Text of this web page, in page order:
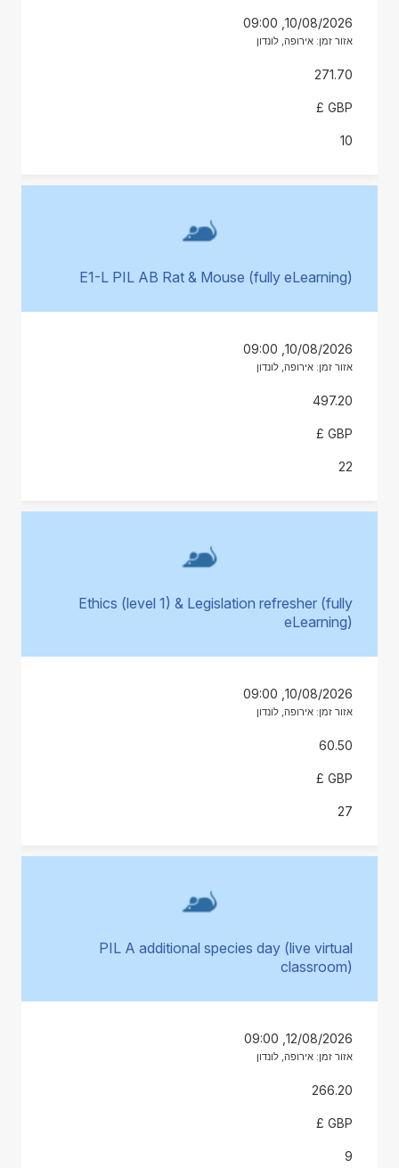
10/08/2026, 09:00
אזור זמן: אירופה, לונדון
271.70
GBP £
E1-L PIL AB Rat & Mouse (fully eLearning)
10/08/2026, 09:00
אזור זמן: אירופה, לונדון
497.20
GBP £
Ethics (level 1) & Legislation refresher (fully
eLearning)
10/08/2026, 09:00
אזור זמן: אירופה, לונדון
60.50
GBP £
PIL A additional species day (live virtual
classroom)
12/08/2026, 09:00
אזור זמן: אירופה, לונדון
266.20
GBP £